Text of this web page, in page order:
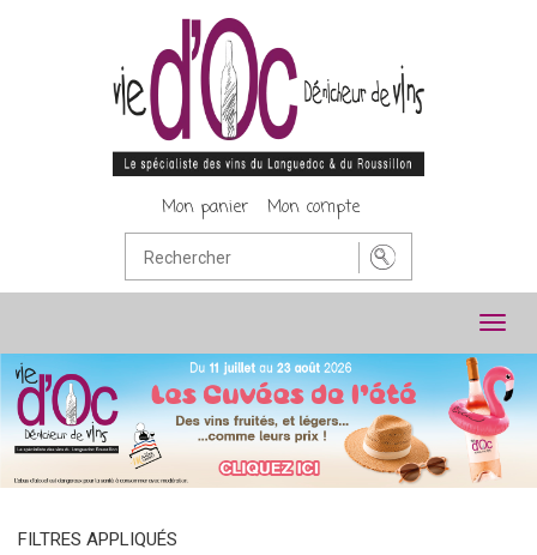
Mon panier Mon compte
FILTRES APPLIQUÉS